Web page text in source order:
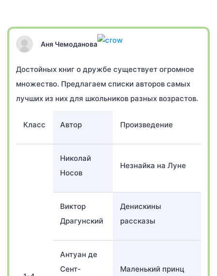
Аня Чемоданова
Достойных книг о дружбе существует огромное
множество. Предлагаем списки авторов самых
лучших из них для школьников разных возрастов.
Класс Автор Произведение
Николай
Носов
Незнайка на Луне
Виктор
Драгунский
Денискины
рассказы
Антуан де
Сент-
Маленький принц